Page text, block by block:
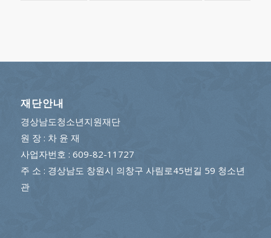
재단안내
경상남도청소년지원재단
원 장 : 차 윤 재
사업자번호 : 609-82-11727
주 소 : 경상남도 창원시 의창구 사림로45번길 59 청소년
관